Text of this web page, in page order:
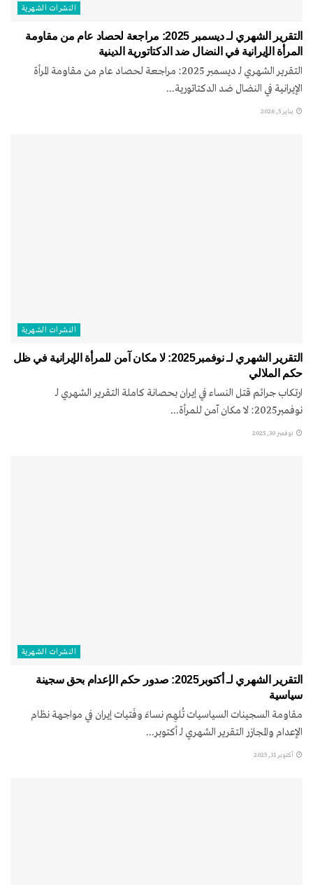
النشرات الشهریة
التقرير الشهري لـ ديسمبر 2025: مراجعة لحصاد عام من مقاومة
المرأة الإيرانية في النضال ضد الدكتاتورية الدينية
التقرير الشهري لـ ديسمبر 2025: مراجعة لحصاد عام من مقاومة المرأة
الإيرانية في النضال ضد الدكتاتورية...
يناير 5, 2026
النشرات الشهریة
التقرير الشهري لـ نوفمبر2025: لا مکان آمن للمرأة الإيرانية في ظل
حكم الملالي
ارتكاب جرائم قتل النساء في إيران بحصانة كاملة التقرير الشهري لـ
نوفمبر2025: لا مکان آمن للمرأة...
نوفمبر 30, 2025
النشرات الشهریة
التقرير الشهري لـ أكتوبر2025: صدور حکم الإعدام بحق سجینة
سیاسیة
مقاومة السجینات السیاسیات تُلهِم نساءَ وفَتیات إیران في مواجهة نظام
الإعدام والمجازر التقرير الشهري لـ أكتوبر...
أكتوبر 31, 2025